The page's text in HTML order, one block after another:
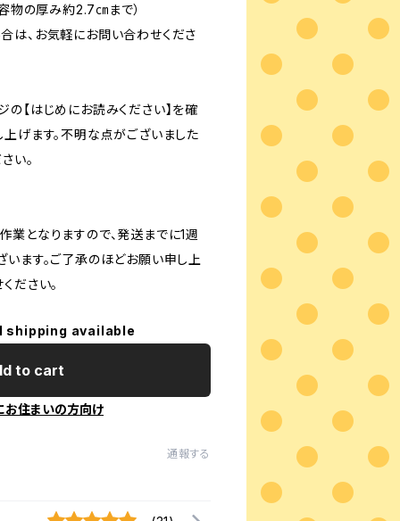
物の厚み約2.7㎝まで）
は、お気軽にお問い合わせくださ
【はじめにお読みください】を確
げます。不明な点がございました
い。
業となりますので、発送までに1週
ます。ご了承のほどお願い申し上
ださい。
shipping available
to cart
お住まいの方向け
通報する